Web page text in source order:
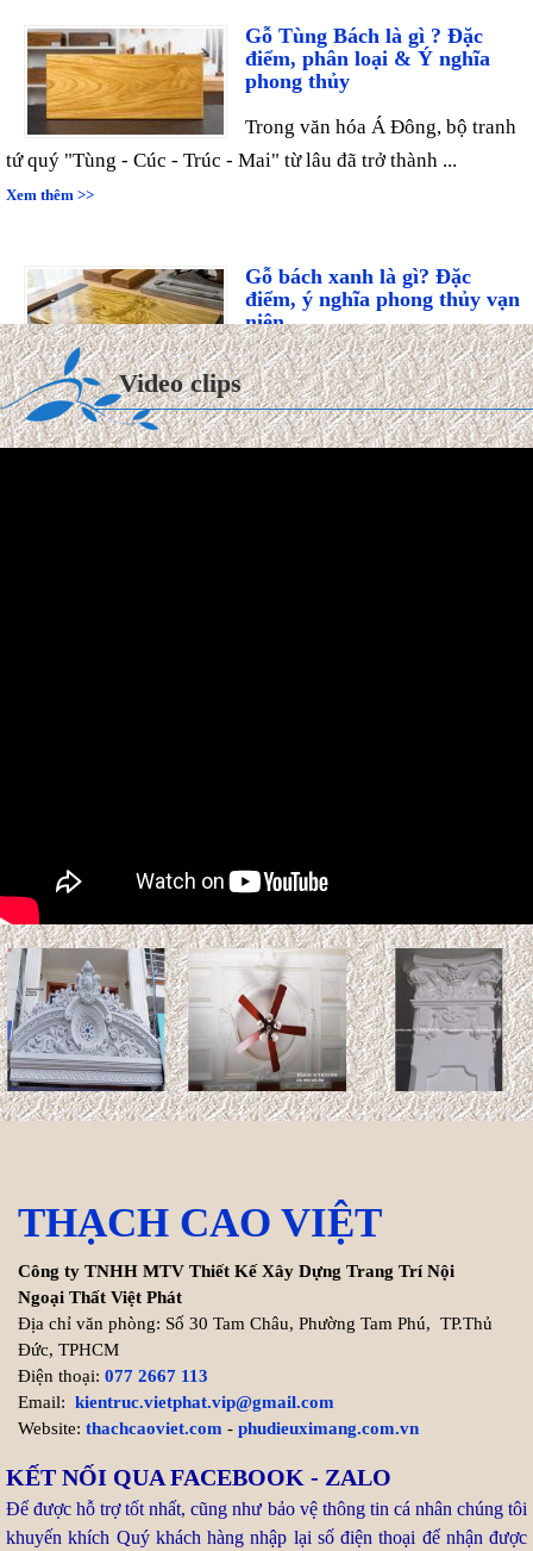
điểm, phân loại & Ý nghĩa
phong thủy
tứ quý "Tùng - Cúc - Trúc - Mai" từ lâu đã trở thành ...
Xem thêm >>
điểm, ý nghĩa phong thủy vạn
niên
Trong thế giới mộc hương cao
cấp, gỗ Bách Xanh từ lâu đã được ví như "quân vương" của
các ...
Xem thêm >>
Báo giá
Gỗ Teak (gỗ Giá Tỵ) và gỗ sồi là
hai vật liệu tự nhiên phổ biến trong thiết kế nội thất và kiến
trúc. ...
Xem thêm >>
Cách tính chi phí xây biệt thự
thiện trọn gói biệt thự
200m2 dao động từ 8.000.000 VNĐ/m² cho đến ...
Xem thêm >>
tuổi 59
Mùi), gia chủ tuổi Kỷ Dậu 1969
chạm ngưỡng 59 tuổi (tuổi mụ). Trong dân gian, nhiều người
Video clips
THẠCH CAO VIỆT
Công ty TNHH MTV Thiết Kế Xây Dựng Trang Trí Nội
Ngoại Thất Việt Phát
Địa chỉ văn phòng: Số 30 Tam Châu, Phường Tam Phú, TP.Thủ
Đức, TPHCM
Điện thoại: 077 2667 113
Email: kientruc.vietphat.vip@gmail.com
Website: thachcaoviet.com - phudieuximang.com.vn
KẾT NỐI QUA FACEBOOK - ZALO
Để được hỗ trợ tốt nhất, cũng như bảo vệ thông tin cá nhân chúng tôi
khuyến khích Quý khách hàng nhập lại số điện thoại để nhận được